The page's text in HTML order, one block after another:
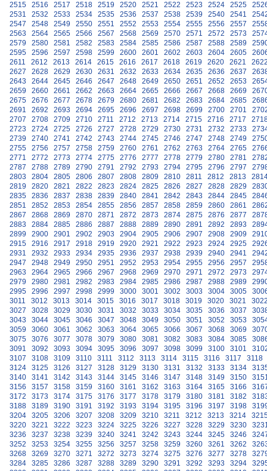
2515
2516 2517 2518 2519 2520 2521 2522 2523 2524 2525
2531
2532 2533 2534 2535 2536 2537 2538 2539 2540 2541
2547
2548 2549 2550 2551 2552 2553 2554 2555 2556 2557
2563
2564 2565 2566 2567 2568 2569 2570 2571 2572 2573
2579
2580 2581 2582 2583 2584 2585 2586 2587 2588 2589
2595
2596 2597 2598 2599 2600 2601 2602 2603 2604 2605
2611
2612 2613 2614 2615 2616 2617 2618 2619 2620 2621
2627
2628 2629 2630 2631 2632 2633 2634 2635 2636 2637
2643
2644 2645 2646 2647 2648 2649 2650 2651 2652 2653
2659
2660 2661 2662 2663 2664 2665 2666 2667 2668 2669
2675
2676 2677 2678 2679 2680 2681 2682 2683 2684 2685
2691
2692 2693 2694 2695 2696 2697 2698 2699 2700 2701
2707
2708 2709 2710 2711 2712 2713 2714 2715 2716 2717
2723
2724 2725 2726 2727 2728 2729 2730 2731 2732 2733
2739
2740 2741 2742 2743 2744 2745 2746 2747 2748 2749
2755
2756 2757 2758 2759 2760 2761 2762 2763 2764 2765
2771
2772 2773 2774 2775 2776 2777 2778 2779 2780 2781
2787
2788 2789 2790 2791 2792 2793 2794 2795 2796 2797
2803
2804 2805 2806 2807 2808 2809 2810 2811 2812 2813
2819
2820 2821 2822 2823 2824 2825 2826 2827 2828 2829
2835
2836 2837 2838 2839 2840 2841 2842 2843 2844 2845
2851
2852 2853 2854 2855 2856 2857 2858 2859 2860 2861
2867
2868 2869 2870 2871 2872 2873 2874 2875 2876 2877
2883
2884 2885 2886 2887 2888 2889 2890 2891 2892 2893
2899
2900 2901 2902 2903 2904 2905 2906 2907 2908 2909
2915
2916 2917 2918 2919 2920 2921 2922 2923 2924 2925
2931
2932 2933 2934 2935 2936 2937 2938 2939 2940 2941
2947
2948 2949 2950 2951 2952 2953 2954 2955 2956 2957
2963
2964 2965 2966 2967 2968 2969 2970 2971 2972 2973
2979
2980 2981 2982 2983 2984 2985 2986 2987 2988 2989
2995
2996 2997 2998 2999 3000 3001 3002 3003 3004 3005
3011
3012 3013 3014 3015 3016 3017 3018 3019 3020 3021
3027
3028 3029 3030 3031 3032 3033 3034 3035 3036 3037
3043
3044 3045 3046 3047 3048 3049 3050 3051 3052 3053
3059
3060 3061 3062 3063 3064 3065 3066 3067 3068 3069
3075
3076 3077 3078 3079 3080 3081 3082 3083 3084 3085
3091
3092 3093 3094 3095 3096 3097 3098 3099 3100 3101
3107
3108 3109 3110 3111 3112 3113 3114 3115 3116 3117
3118
3124
3125 3126 3127 3128 3129 3130 3131 3132 3133 3134
3140
3141 3142 3143 3144 3145 3146 3147 3148 3149 3150
3156
3157 3158 3159 3160 3161 3162 3163 3164 3165 3166
3172
3173 3174 3175 3176 3177 3178 3179 3180 3181 3182
3188
3189 3190 3191 3192 3193 3194 3195 3196 3197 3198
3204
3205 3206 3207 3208 3209 3210 3211 3212 3213 3214
3220
3221 3222 3223 3224 3225 3226 3227 3228 3229 3230
3236
3237 3238 3239 3240 3241 3242 3243 3244 3245 3246
3252
3253 3254 3255 3256 3257 3258 3259 3260 3261 3262
3268
3269 3270 3271 3272 3273 3274 3275 3276 3277 3278
3284
3285 3286 3287 3288 3289 3290 3291 3292 3293 3294